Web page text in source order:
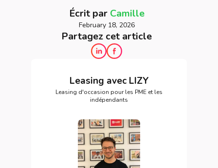
Écrit par Camille
February 18, 2026
Partagez cet article
Leasing avec LIZY
Leasing d'occasion pour les PME et les
indépendants